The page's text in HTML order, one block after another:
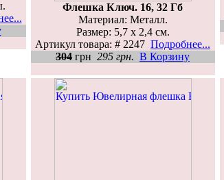
Флешка Ключ. 16, 32 Гб
Материал: Металл.
Размер: 5,7 х 2,4 см.
Артикул товара: # 2247 Подробнее...
304 грн 295 грн. В Корзину